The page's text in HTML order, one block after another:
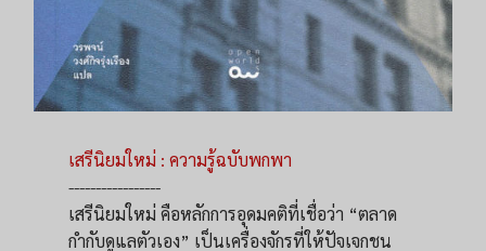
เสรีนิยมใหม่ : ความรู้ฉบับพกพา
-----------------
เสรีนิยมใหม่ คือหลักการอุดมคติที่เชื่อว่า “ตลาด
กำกับดูแลตัวเอง” เป็นเครื่องจักรที่ให้ปัจเจกชน